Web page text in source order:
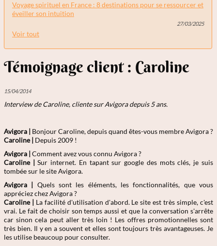
Voyage spirituel en France : 8 destinations pour se ressourcer et
éveiller son intuition
27/03/2025
Voir tout
Témoignage client : Caroline
15/04/2014
Interview de Caroline, cliente sur Avigora depuis 5 ans.
Avigora | Bonjour Caroline, depuis quand êtes-vous membre Avigora ?
Caroline| Depuis 2009 !
Avigora | Comment avez vous connu Avigora ?
Caroline| Sur internet. En tapant sur google des mots clés, je suis
tombée sur le site Avigora.
Avigora | Quels sont les éléments, les fonctionnalités, que vous
appréciez chez Avigora ?
Caroline| La facilité d'utilisation d'abord. Le site est très simple, c'est
vrai. Le fait de choisir son temps aussi et que la conversation s'arrête
car sinon cela peut aller très loin ! Les offres promotionnelles sont
très bien. Il y en a souvent et elles sont toujours très avantageuses. Je
les utilise beaucoup pour consulter.